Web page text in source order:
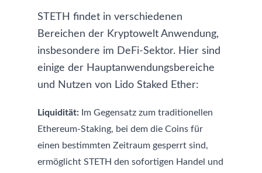
STETH findet in verschiedenen
Bereichen der Kryptowelt Anwendung,
insbesondere im DeFi-Sektor. Hier sind
einige der Hauptanwendungsbereiche
und Nutzen von Lido Staked Ether:
Liquidität: Im Gegensatz zum traditionellen
Ethereum-Staking, bei dem die Coins für
einen bestimmten Zeitraum gesperrt sind,
ermöglicht STETH den sofortigen Handel und